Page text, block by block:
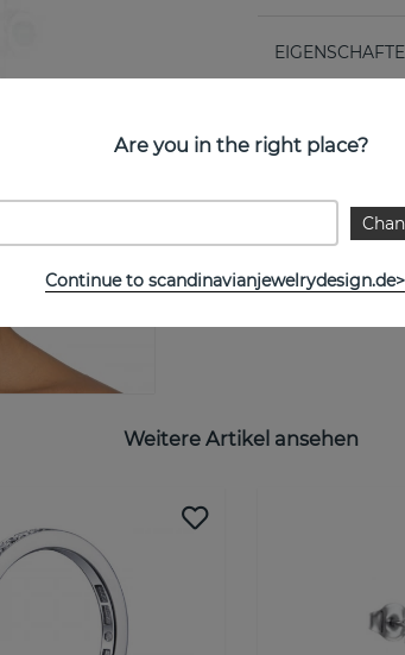
Weitere Artikel ansehen
Are you in the right place?
Continue to scandinavianjewelrydesign.de>